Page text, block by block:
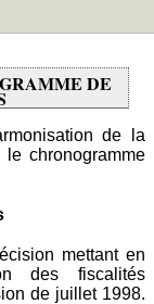
DE
de la
chronogramme
mettant en
des fiscalités
de juillet 1998.